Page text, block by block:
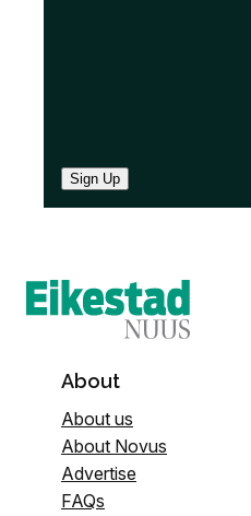
Sign Up
About
About us
About Novus
Advertise
FAQs